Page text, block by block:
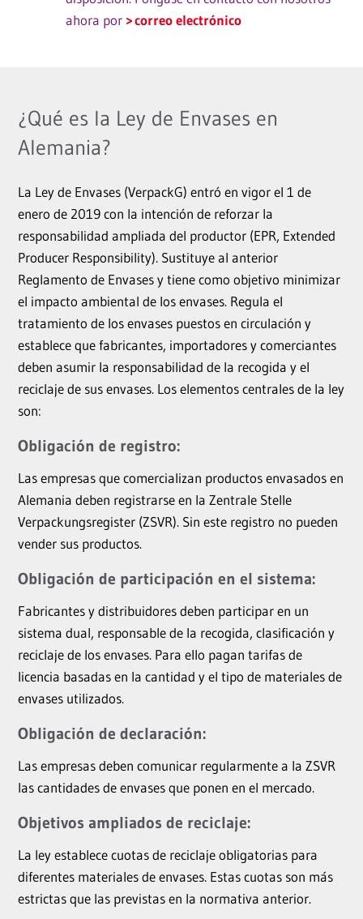
ahora por
correo electrónico
¿Qué es la Ley de Envases en
Alemania?
La Ley de Envases (VerpackG) entró en vigor el 1 de
enero de 2019 con la intención de reforzar la
responsabilidad ampliada del productor (EPR, Extended
Producer Responsibility). Sustituye al anterior
Reglamento de Envases y tiene como objetivo minimizar
el impacto ambiental de los envases. Regula el
tratamiento de los envases puestos en circulación y
establece que fabricantes, importadores y comerciantes
deben asumir la responsabilidad de la recogida y el
reciclaje de sus envases. Los elementos centrales de la ley
son:
Obligación de registro:
Las empresas que comercializan productos envasados en
Alemania deben registrarse en la Zentrale Stelle
Verpackungsregister (ZSVR). Sin este registro no pueden
vender sus productos.
Obligación de participación en el sistema:
Fabricantes y distribuidores deben participar en un
sistema dual, responsable de la recogida, clasificación y
reciclaje de los envases. Para ello pagan tarifas de
licencia basadas en la cantidad y el tipo de materiales de
envases utilizados.
Obligación de declaración:
Las empresas deben comunicar regularmente a la ZSVR
las cantidades de envases que ponen en el mercado.
Objetivos ampliados de reciclaje:
La ley establece cuotas de reciclaje obligatorias para
diferentes materiales de envases. Estas cuotas son más
estrictas que las previstas en la normativa anterior.